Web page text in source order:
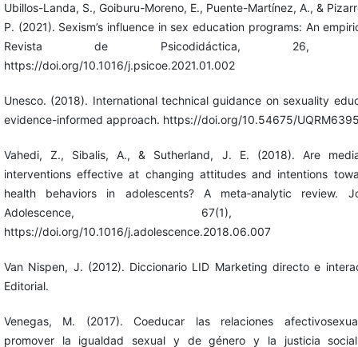
Ubillos-Landa, S., Goiburu-Moreno, E., Puente-Martínez, A., &
P. (2021). Sexism’s influence in sex education programs: An
Revista de Psicodidáctica, 26,
https://doi.org/10.1016/j.psicoe.2021.01.002
Unesco. (2018). International technical guidance on sexuality
evidence-informed approach. https://doi.org/10.54675/
Vahedi, Z., Sibalis, A., & Sutherland, J. E. (2018). Are
interventions effective at changing attitudes and intentions
health behaviors in adolescents? A meta‐analytic review.
Adolescence, 67(1),
https://doi.org/10.1016/j.adolescence.2018.06.007
Van Nispen, J. (2012). Diccionario LID Marketing directo e
Editorial.
Venegas, M. (2017). Coeducar las relaciones
promover la igualdad sexual y de género y la justicia